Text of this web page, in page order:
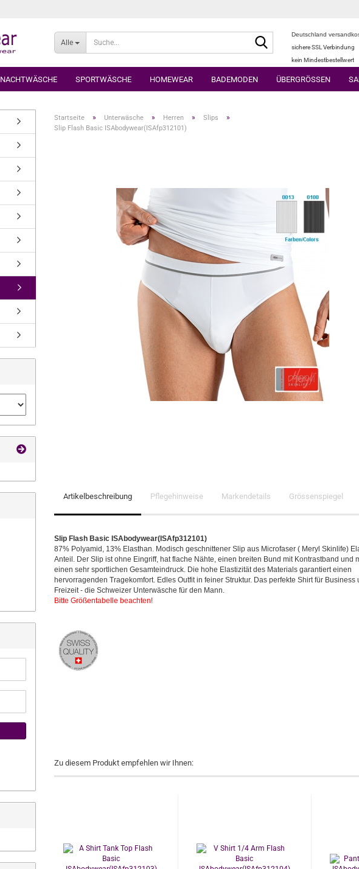
Alle
Suche...Deutschland
sichere SSL Verbindung
kein Mindestbestellwert
NACHTWÄSCHE SPORTWÄSCHE HOMEWEAR BADEMODEN ÜBERGRÖSSEN
Startseite » Unterwäsche » Herren » Slips »
Slip Flash Basic ISAbodywear(ISAfp312101)
Artikelbeschreibung Pflegehinweise Markendetails Grössenspiegel
Slip Flash Basic ISAbodywear(ISAfp312101)
87% Polyamid, 13% Elasthan. Modisch geschnittener Slip aus Microfaser ( Meryl Skinlife)
Anteil. Der Slip ist ohne Eingriff, hat flache Nähte, einen breiten Bund mit Kontrastband und
einen sehr sportlichen Gesamteindruck. Die hohe Elastizität des Materials garantiert einen
hervorragenden Tragekomfort. Edles Outfit in feiner Struktur. Das perfekte Shirt für Business
Freizeit - die Schweizer Unterwäsche für den Mann.
Bitte Größentabelle beachten!
Zu diesem Produkt empfehlen wir Ihnen: